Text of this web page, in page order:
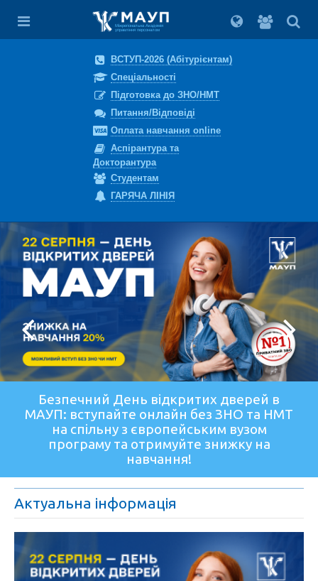
Вхід
для
Міжрегіональна Академія
управління персоналом
ВСТУП-2026 (Абітурієнтам)
Спеціальності
Підготовка до ЗНО/НМТ
Питання/Відповіді
Оплата навчання online
Аспірантура та
Докторантура
Студентам
ГАРЯЧА ЛІНІЯ
Безпечний День відкритих дверей в
МАУП: вступайте онлайн без ЗНО та НМТ
на спільну з європейським вузом
програму та отримуйте знижку на
навчання!
Актуальна інформація